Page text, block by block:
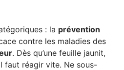
: la prévention
contre les maladies des
. Dès qu’une feuille jaunit,
faut réagir vite. Ne sous-